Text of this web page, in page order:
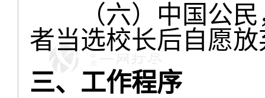
（六）中国公民
者当选校长后自愿
三、工作程序